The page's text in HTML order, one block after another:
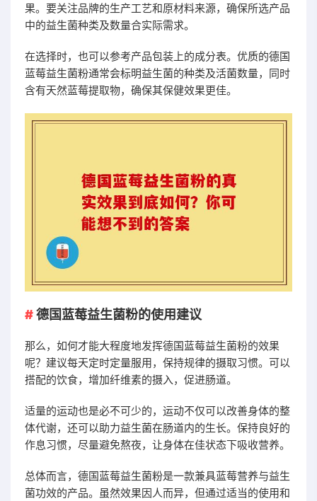
果。要关注品牌的生产工艺和原材料来源，确保所选产品
中的益生菌种类及数量合实际需求。
在选择时，也可以参考产品包装上的成分表。优质的德国
蓝莓益生菌粉通常会标明益生菌的种类及活菌数量，同时
含有天然蓝莓提取物，确保其保健效果更佳。
德国蓝莓益生菌粉的使用建议
那么，如何才能大程度地发挥德国蓝莓益生菌粉的效果
呢？建议每天定时定量服用，保持规律的摄取习惯。可以
搭配的饮食，增加纤维素的摄入，促进肠道。
适量的运动也是必不可少的，运动不仅可以改善身体的整
体代谢，还可以助力益生菌在肠道内的生长。保持良好的
作息习惯，尽量避免熬夜，让身体在佳状态下吸收营养。
总体而言，德国蓝莓益生菌粉是一款兼具蓝莓营养与益生
菌功效的产品。虽然效果因人而异，但通过适当的使用和